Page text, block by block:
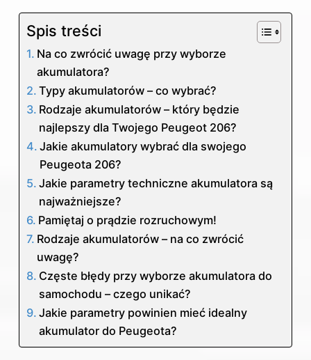
Spis treści
Na co zwrócić uwagę przy wyborze
akumulatora?
Typy akumulatorów – co wybrać?
Rodzaje akumulatorów – który będzie
najlepszy dla Twojego Peugeot 206?
Jakie akumulatory wybrać dla swojego
Peugeota 206?
Jakie parametry techniczne akumulatora są
najważniejsze?
Pamiętaj o prądzie rozruchowym!
Rodzaje akumulatorów – na co zwrócić
uwagę?
Częste błędy przy wyborze akumulatora do
samochodu – czego unikać?
Jakie parametry powinien mieć idealny
akumulator do Peugeota?